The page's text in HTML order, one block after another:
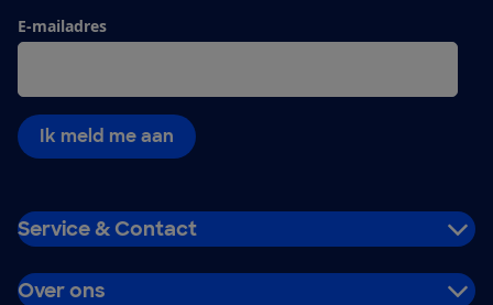
E-mailadres
Ik meld me aan
Service & Contact
Over ons